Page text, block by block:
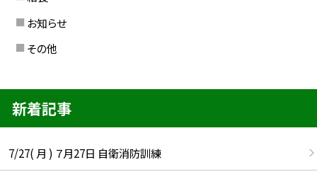
お知らせ
その他
新着記事
7/27( 月 ) ７月27日 自衛消防訓練